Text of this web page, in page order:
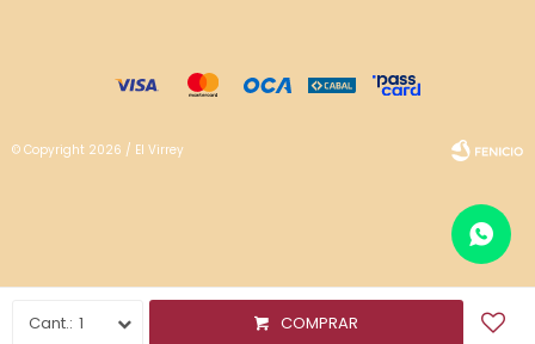
1 COMPRAR
© Copyright 2026 / El Virrey
Fenicio